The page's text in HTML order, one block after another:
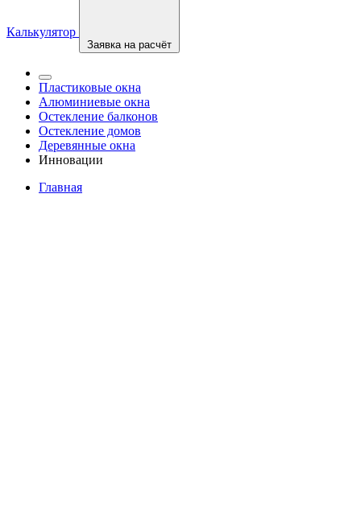
Калькулятор
Заявка на расчёт
Пластиковые окна
Алюминиевые окна
Остекление балконов
Остекление домов
Деревянные окна
Инновации
Главная